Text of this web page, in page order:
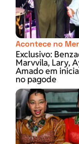
Acontece no
Exclusivo:
Marvvila, Lary,
Amado em
no pagode